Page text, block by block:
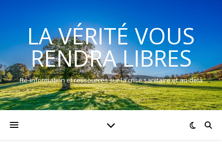
LA VÉRITÉ VOUS
RENDRA LIBRES
Ré-information et ressources sur la crise sanitaire et au-delà